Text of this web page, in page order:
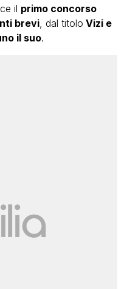
il primo concorso
brevi, dal titolo Vizi e
il suo.